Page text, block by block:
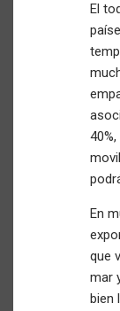
El
En
que
mar
bien